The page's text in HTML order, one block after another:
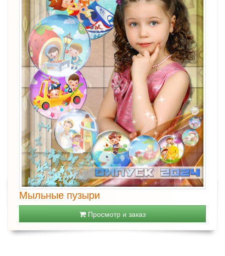
Мыльные пузыри
Просмотр и заказ